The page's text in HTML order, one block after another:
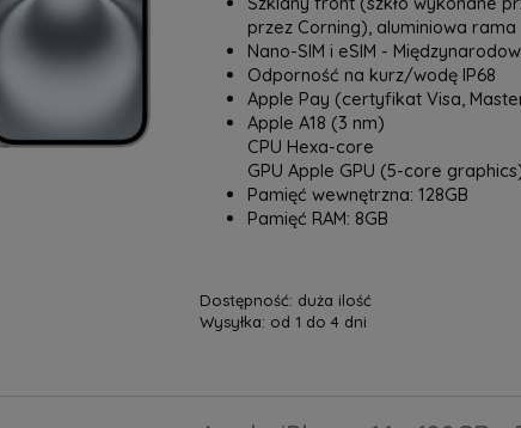
przez Corning), aluminiowa rama
Nano-SIM i eSIM -
Odporność na kurz/wodę IP68
Apple Pay (certyfikat Visa,
Apple A18 (3 nm)
CPU Hexa-core
GPU Apple GPU (5-core
Pamięć wewnętrzna: 128GB
Pamięć RAM: 8GB
Dostępność: duża ilość
Wysyłka: od 1 do 4 dni